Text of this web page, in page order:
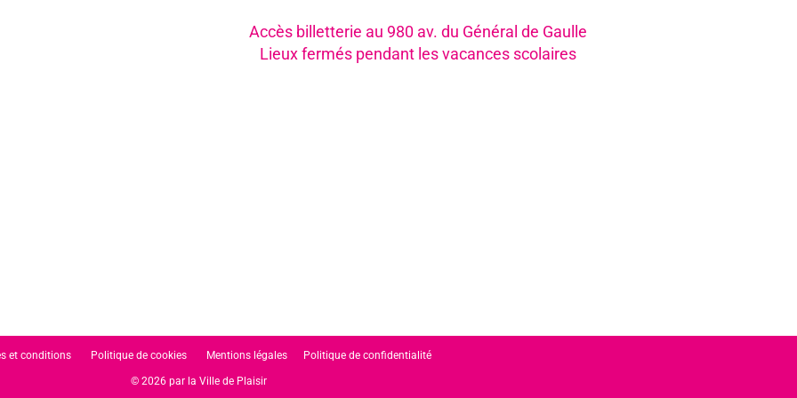
Accès billetterie au 980 av. du Général de Gaulle
Lieux fermés pendant les vacances scolaires
et conditions Politique de cookies Mentions légales Politique de confidentialité
© 2026 par la Ville de Plaisir